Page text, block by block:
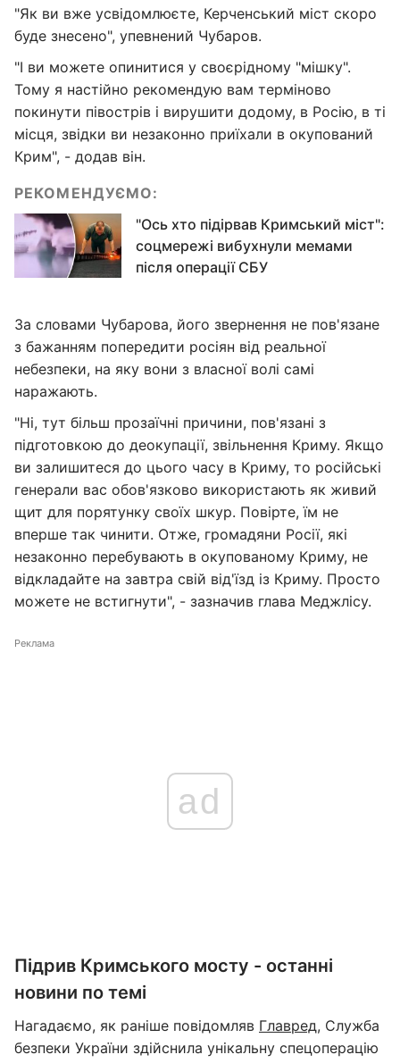
"Як ви вже усвідомлюєте, Керченський міст скоро
буде знесено", упевнений Чубаров.
"І ви можете опинитися у своєрідному "мішку".
Тому я настійно рекомендую вам терміново
покинути півострів і вирушити додому, в Росію, в ті
місця, звідки ви незаконно приїхали в окупований
Крим", - додав він.
РЕКОМЕНДУЄМО:
"Ось хто підірвав Кримський міст":
соцмережі вибухнули мемами
після операції СБУ
За словами Чубарова, його звернення не пов'язане
з бажанням попередити росіян від реальної
небезпеки, на яку вони з власної волі самі
наражають.
"Ні, тут більш прозаїчні причини, пов'язані з
підготовкою до деокупації, звільнення Криму. Якщо
ви залишитеся до цього часу в Криму, то російські
генерали вас обов'язково використають як живий
щит для порятунку своїх шкур. Повірте, їм не
вперше так чинити. Отже, громадяни Росії, які
незаконно перебувають в окупованому Криму, не
відкладайте на завтра свій від'їзд із Криму. Просто
можете не встигнути", - зазначив глава Меджлісу.
Реклама
ad
Підрив Кримського мосту - останні
новини по темі
Нагадаємо, як раніше повідомляв Главред, Служба
безпеки України здійснила унікальну спецоперацію